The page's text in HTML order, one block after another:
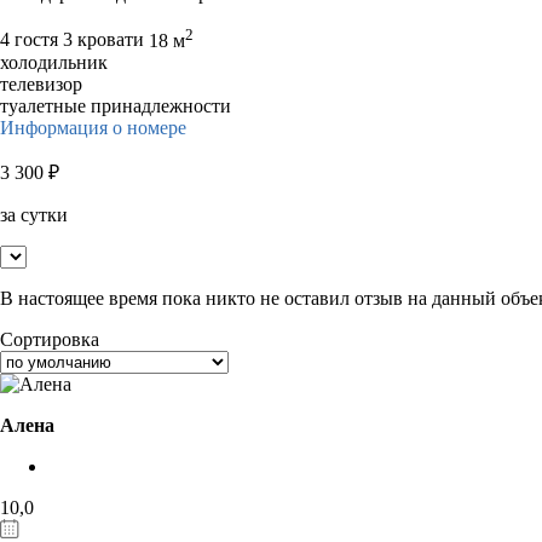
4 гостя 3 кровати 18 м2
холодильник
телевизор
туалетные принадлежности
Информация о номере
3 300 ₽
за сутки
В настоящее время пока никто не оставил отзыв на данный
Сортировка
Алена
10,0